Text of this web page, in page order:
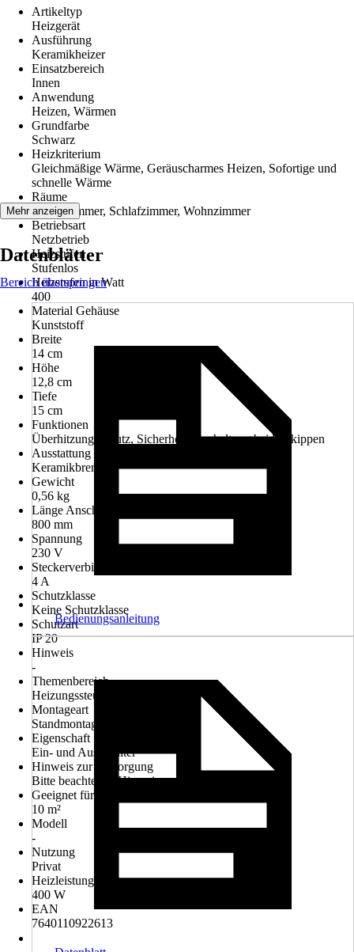
Artikeltyp
Heizgerät
Ausführung
Keramikheizer
Einsatzbereich
Innen
Anwendung
Heizen, Wärmen
Grundfarbe
Schwarz
Heizkriterium
Gleichmäßige Wärme, Geräuscharmes Heizen, Sofortige und
schnelle Wärme
Räume
Kinderzimmer, Schlafzimmer, Wohnzimmer
Betriebsart
Netzbetrieb
Heizstufen
Stufenlos
Heizstufen in Watt
400
Material Gehäuse
Kunststoff
Breite
14 cm
Höhe
12,8 cm
Tiefe
15 cm
Funktionen
Überhitzungsschutz, Sicherheitsabschaltung bei Umkippen
Ausstattung
Keramikbrenner
Gewicht
0,56 kg
Länge Anschlusskabel
800 mm
Spannung
230 V
Steckerverbindung für
4 A
Schutzklasse
Keine Schutzklasse
Schutzart
IP 20
Hinweis
-
Themenbereich
Heizungssteuerung & Raumklima
Montageart
Standmontage
Eigenschaft
Ein- und Ausschalter
Hinweis zur Entsorgung
Bitte beachte die Hinweise zur Entsorgung
Geeignet für Räume bis zu
10 m²
Modell
-
Nutzung
Privat
Heizleistung
400 W
EAN
7640110922613
Mehr anzeigen
Datenblätter
Bereich überspringen
Bedienungsanleitung